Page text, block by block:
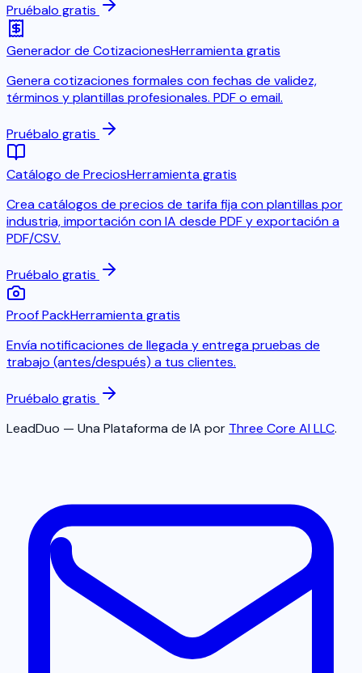
Pruébalo gratis
Generador de CotizacionesHerramienta gratis
Genera cotizaciones formales con fechas de validez,
términos y plantillas profesionales. PDF o email.
Pruébalo gratis
Catálogo de PreciosHerramienta gratis
Crea catálogos de precios de tarifa fija con plantillas por
industria, importación con IA desde PDF y exportación a
PDF/CSV.
Pruébalo gratis
Proof PackHerramienta gratis
Envía notificaciones de llegada y entrega pruebas de
trabajo (antes/después) a tus clientes.
Pruébalo gratis
LeadDuo — Una Plataforma de IA por Three Core AI LLC.